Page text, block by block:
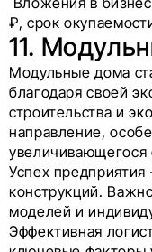
₽, срок
11.
Модульные дома
благодаря своей
строительства и
направление,
увеличивающегося
Успех
конструкций.
моделей и
Эффективная